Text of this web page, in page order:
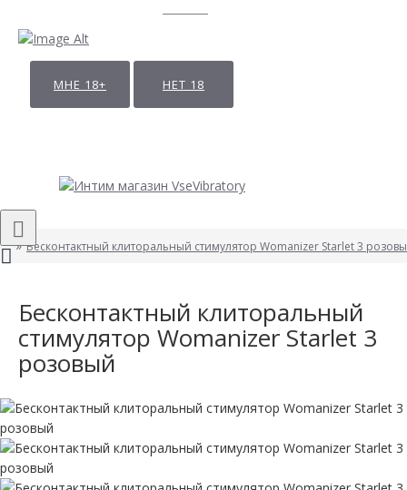
МНЕ 18+ НЕТ 18
Бесконтактный клиторальный стимулятор Womanizer Starlet 3
Бесконтактный клиторальный
стимулятор Womanizer Starlet 3
розовый